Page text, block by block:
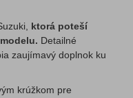
ktorá poteší
Detailné
zaujímavý doplnok ku
krúžkom pre